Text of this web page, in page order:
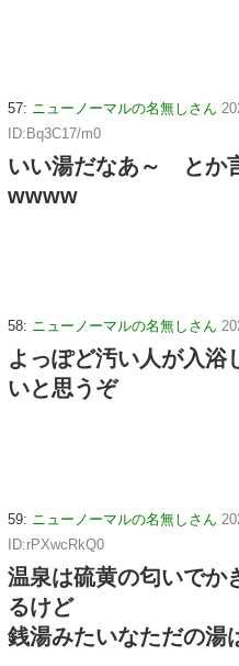
57: ニューノーマルの名無しさん
ID:Bq3C17/m0
いい湯だなあ～ とか
wwww
58: ニューノーマルの名無しさん
よっぽど汚い人が入浴
いと思うぞ
59: ニューノーマルの名無しさん
ID:rPXwcRkQ0
温泉は硫黄の匂いでか
るけど
銭湯みたいなただの湯